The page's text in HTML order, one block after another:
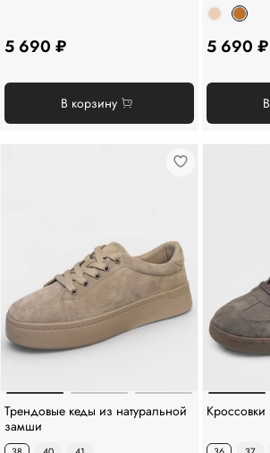
5 690 ₽
В корзину
5 690 ₽
Трендовые кеды из натуральной
замши
Кроссовки